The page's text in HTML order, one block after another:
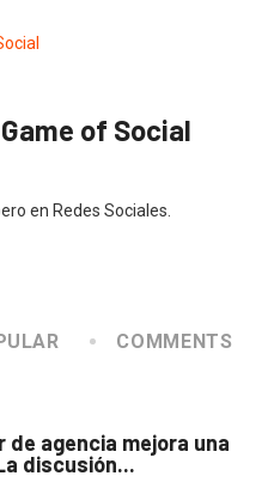
of Social
en Redes Sociales.
COMMENTS
de agencia mejora una
discusión...